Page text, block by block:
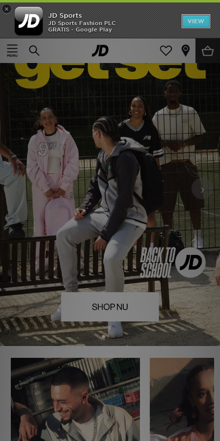
×
JD Sports
JD Sports Fashion PLC
GRATIS - Google Play
VIEW
›
Hjem
Udsalg
Nyheder
Herrer
Børn
Bestsellers
Brands
Sport
Download JD app'en
Mit JD
Mine beskeder
Hjælp & information
JD Blog